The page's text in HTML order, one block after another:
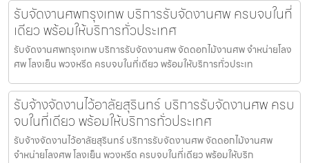
รับจัดงานศพกรุงเทพ บริการรับจัดงานศพ ครบจบในที่
เดียว พร้อมให้บริการทั่วประเทศ
รับจัดงานศพกรุงเทพ บริการรับจัดงานศพ จัดดอกไม้งานศพ จำหน่ายโลง
ศพ โลงเย็น พวงหรีด ครบจบในที่เดียว พร้อมให้บริการทั่วประเท
รับจ้างจัดงานไว้อาลัยสุรินทร์ บริการรับจัดงานศพ ครบ
จบในที่เดียว พร้อมให้บริการทั่วประเทศ
รับจ้างจัดงานไว้อาลัยสุรินทร์ บริการรับจัดงานศพ จัดดอกไม้งานศพ
จำหน่ายโลงศพ โลงเย็น พวงหรีด ครบจบในที่เดียว พร้อมให้บริก